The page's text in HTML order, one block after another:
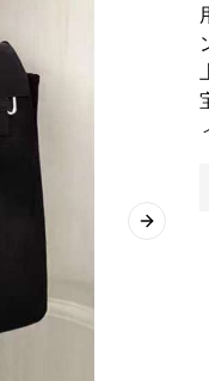
Next slide